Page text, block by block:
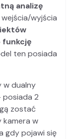
analizę
wyjścia
funkcję
ten posiada
w dualny
posiada 2
zostać
kamera w
gdy pojawi się